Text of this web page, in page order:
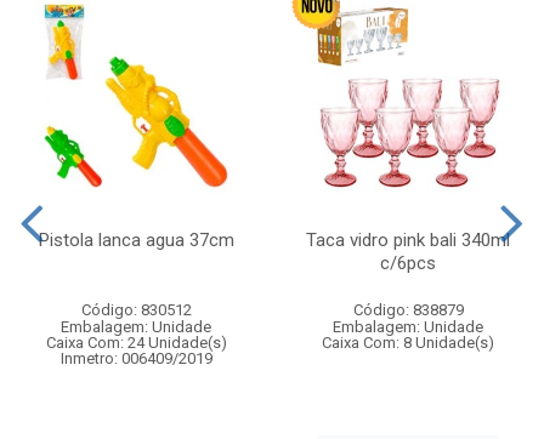
Pistola lanca agua 37cm
Código: 830512
Embalagem: Unidade
Caixa Com: 24 Unidade(s)
Inmetro: 006409/2019
Taca vidro pink bali 340ml
c/6pcs
Código: 838879
Embalagem: Unidade
Caixa Com: 8 Unidade(s)